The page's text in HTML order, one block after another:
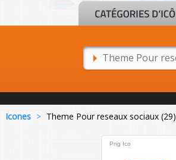
Icones > Theme Pour reseaux sociaux (29)
Png Ico